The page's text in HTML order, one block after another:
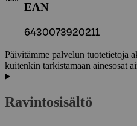
EAN
6430073920211
Päivitämme palvelun tuotetietoja
kuitenkin tarkistamaan ainesosat
Ravintosisältö